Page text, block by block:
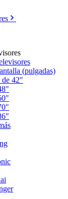
(pulgadas)
de 42"